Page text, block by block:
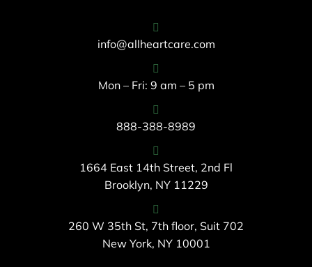
info@allheartcare.com
Mon – Fri: 9 am – 5 pm
888-388-8989
1664 East 14th Street, 2nd Fl
Brooklyn, NY 11229
260 W 35th St, 7th floor, Suit 702
New York, NY 10001